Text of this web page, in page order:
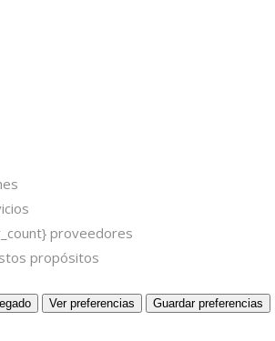
proveedores
propósitos
Ver preferencias Guardar preferencias